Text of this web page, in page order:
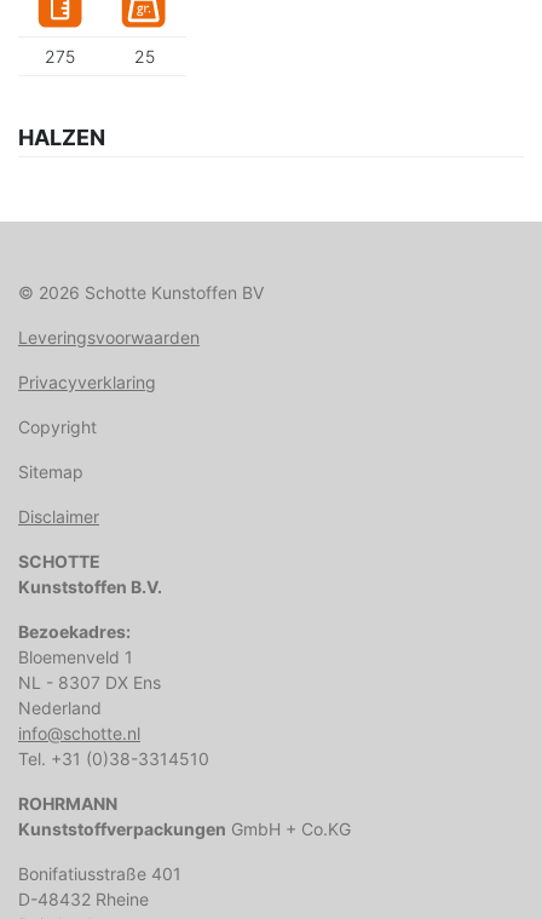
275 25
HALZEN
© 2026 Schotte Kunstoffen BV
Leveringsvoorwaarden
Privacyverklaring
Copyright
Sitemap
Disclaimer
SCHOTTE
Kunststoffen B.V.
Bezoekadres:
Bloemenveld 1
NL - 8307 DX Ens
Nederland
info@schotte.nl
Tel. +31 (0)38-3314510
ROHRMANN
Kunststoffverpackungen GmbH + Co.KG
Bonifatiusstraße 401
D-48432 Rheine